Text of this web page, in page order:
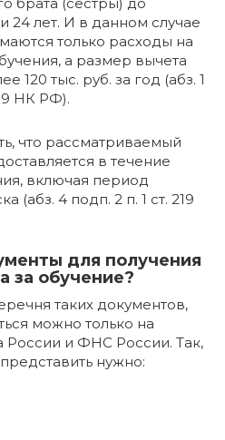
24 лет. И в данном случае
только расходы на
а размер вычета
120 тыс. руб. за год (абз. 1
НК РФ).
что рассматриваемый
в течение
включая период
(абз. 4 подп. 2 п. 1 ст. 219
для получения
за обучение?
таких документов,
можно только на
России и ФНС России. Так,
нужно: